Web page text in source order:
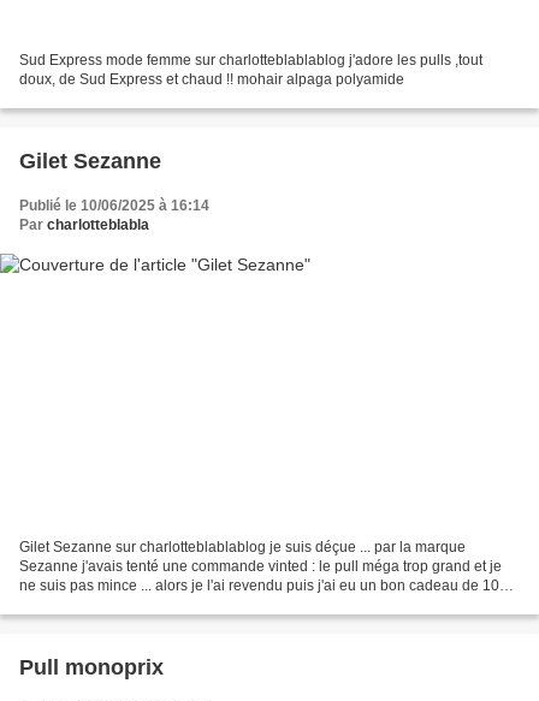
Sud Express mode femme sur charlotteblablablog j'adore les pulls ,tout
doux, de Sud Express et chaud !! mohair alpaga polyamide
Gilet Sezanne
Publié le 10/06/2025 à 16:14
Par charlotteblabla
Gilet Sezanne sur charlotteblablablog je suis déçue ... par la marque
Sezanne j'avais tenté une commande vinted : le pull méga trop grand et je
ne suis pas mince ... alors je l'ai revendu puis j'ai eu un bon cadeau de 100€
Pull monoprix